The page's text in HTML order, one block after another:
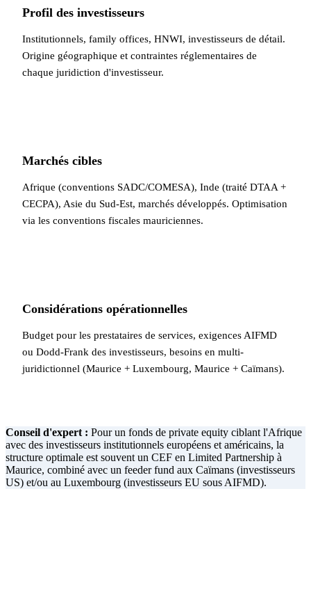
Profil des investisseurs
Institutionnels, family offices, HNWI, investisseurs de détail.
Origine géographique et contraintes réglementaires de
chaque juridiction d'investisseur.
Marchés cibles
Afrique (conventions SADC/COMESA), Inde (traité DTAA +
CECPA), Asie du Sud-Est, marchés développés. Optimisation
via les conventions fiscales mauriciennes.
Considérations opérationnelles
Budget pour les prestataires de services, exigences AIFMD
ou Dodd-Frank des investisseurs, besoins en multi-
juridictionnel (Maurice + Luxembourg, Maurice + Caïmans).
Conseil d'expert : Pour un fonds de private equity ciblant l'Afrique
avec des investisseurs institutionnels européens et américains, la
structure optimale est souvent un CEF en Limited Partnership à
Maurice, combiné avec un feeder fund aux Caïmans (investisseurs
US) et/ou au Luxembourg (investisseurs EU sous AIFMD).